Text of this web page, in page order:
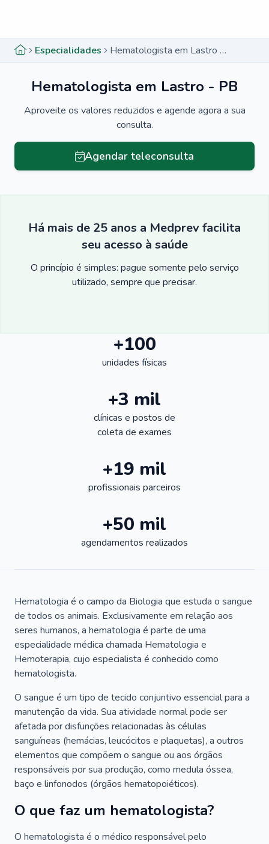
Especialidades Hematologista em Lastro - PB
Hematologista em Lastro - PB
Aproveite os valores reduzidos e agende agora a sua
consulta.
Agendar teleconsulta
Há mais de 25 anos a Medprev facilita
seu acesso à saúde
O princípio é simples: pague somente pelo serviço
utilizado, sempre que precisar.
+100
unidades físicas
+3 mil
clínicas e postos de
coleta de exames
+19 mil
profissionais parceiros
+50 mil
agendamentos realizados
Hematologia é o campo da Biologia que estuda o sangue
de todos os animais. Exclusivamente em relação aos
seres humanos, a hematologia é parte de uma
especialidade médica chamada Hematologia e
Hemoterapia, cujo especialista é conhecido como
hematologista.
O sangue é um tipo de tecido conjuntivo essencial para a
manutenção da vida. Sua atividade normal pode ser
afetada por disfunções relacionadas às células
sanguíneas (hemácias, leucócitos e plaquetas), a outros
elementos que compõem o sangue ou aos órgãos
responsáveis por sua produção, como medula óssea,
baço e linfonodos (órgãos hematopoiéticos).
O que faz um hematologista?
O hematologista é o médico responsável pelo